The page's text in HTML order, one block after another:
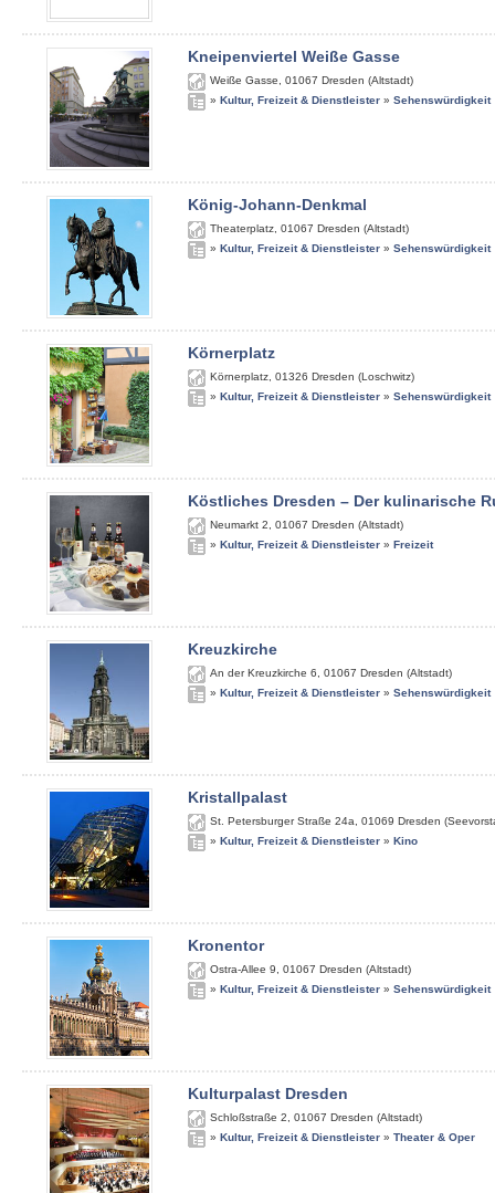
Kneipenviertel Weiße Gasse
Weiße Gasse 01067 Dresden (Altstadt)
» Kultur, Freizeit & Dienstleister » Sehenswürdigkeit
König-Johann-Denkmal
Theaterplatz 01067 Dresden (Altstadt)
» Kultur, Freizeit & Dienstleister » Sehenswürdigkeit
Körnerplatz
Körnerplatz 01326 Dresden (Loschwitz)
» Kultur, Freizeit & Dienstleister » Sehenswürdigkeit
Köstliches Dresden – Der kulinarische
Neumarkt 2 01067 Dresden (Altstadt)
» Kultur, Freizeit & Dienstleister » Freizeit
Kreuzkirche
An der Kreuzkirche 6 01067 Dresden (Altstadt)
» Kultur, Freizeit & Dienstleister » Sehenswürdigkeit
Kristallpalast
St. Petersburger Straße 24a 01069 Dresden
» Kultur, Freizeit & Dienstleister » Kino
Kronentor
Ostra-Allee 9 01067 Dresden (Altstadt)
» Kultur, Freizeit & Dienstleister » Sehenswürdigkeit
Kulturpalast Dresden
Schloßstraße 2 01067 Dresden (Altstadt)
» Kultur, Freizeit & Dienstleister » Theater & Oper